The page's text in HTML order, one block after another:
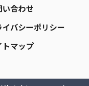
い合わせ
イバシーポリシー
トマップ